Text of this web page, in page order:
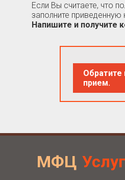
Если Вы считаете, что
заполните
Напишите и получите
Обратите
прием.
МФЦ